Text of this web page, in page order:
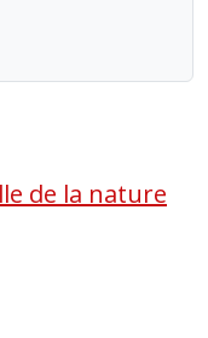
de la nature